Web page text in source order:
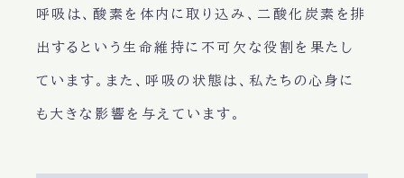
呼吸は、 酸素を体内に取り込み、二酸化炭素を排
出する という生命維持に不可欠な役割を果たし
ています。また、 呼吸の状態 は、私たちの心身 に
も大きな影響を与えています。